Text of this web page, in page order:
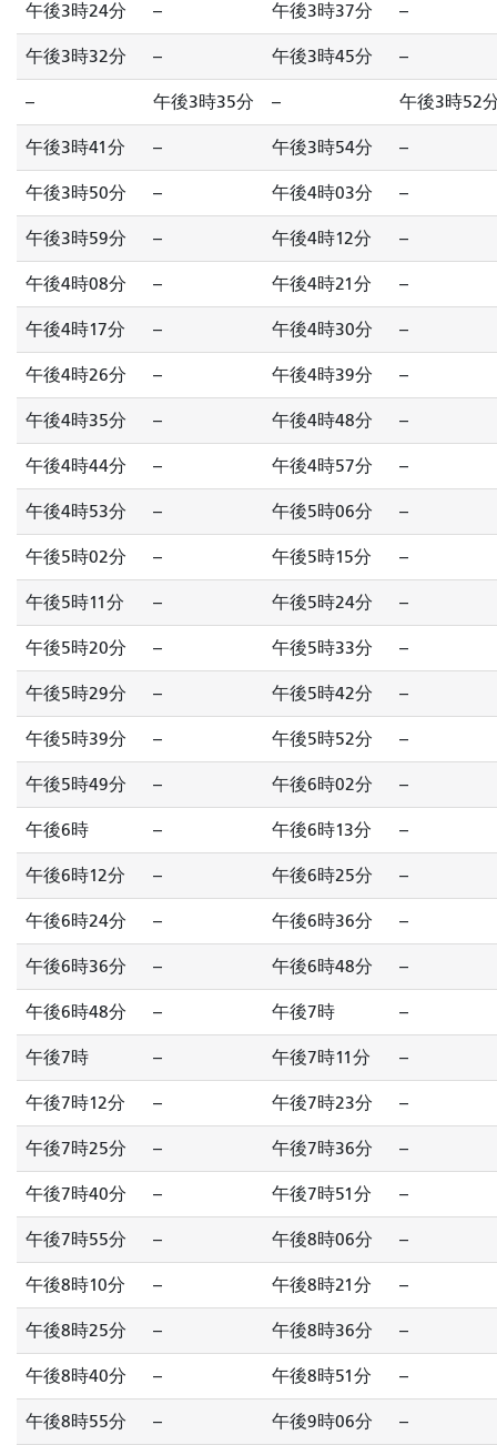
午後3時24分 -- 午後3時37分 --
午後3時32分 -- 午後3時45分 --
-- 午後3時35分 -- 午後3時52
午後3時41分 -- 午後3時54分 --
午後3時50分 -- 午後4時03分 --
午後3時59分 -- 午後4時12分 --
午後4時08分 -- 午後4時21分 --
午後4時17分 -- 午後4時30分 --
午後4時26分 -- 午後4時39分 --
午後4時35分 -- 午後4時48分 --
午後4時44分 -- 午後4時57分 --
午後4時53分 -- 午後5時06分 --
午後5時02分 -- 午後5時15分 --
午後5時11分 -- 午後5時24分 --
午後5時20分 -- 午後5時33分 --
午後5時29分 -- 午後5時42分 --
午後5時39分 -- 午後5時52分 --
午後5時49分 -- 午後6時02分 --
午後6時 -- 午後6時13分 --
午後6時12分 -- 午後6時25分 --
午後6時24分 -- 午後6時36分 --
午後6時36分 -- 午後6時48分 --
午後6時48分 -- 午後7時 --
午後7時 -- 午後7時11分 --
午後7時12分 -- 午後7時23分 --
午後7時25分 -- 午後7時36分 --
午後7時40分 -- 午後7時51分 --
午後7時55分 -- 午後8時06分 --
午後8時10分 -- 午後8時21分 --
午後8時25分 -- 午後8時36分 --
午後8時40分 -- 午後8時51分 --
午後8時55分 -- 午後9時06分 --